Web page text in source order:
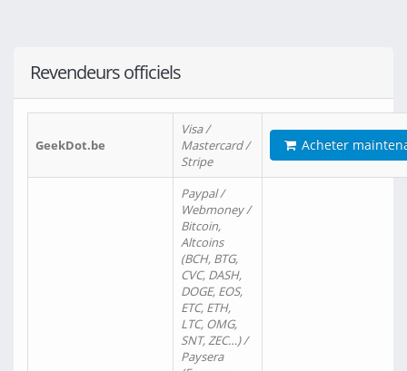
Revendeurs officiels
GeekDot.be
Visa /
Mastercard /
Stripe
Acheter
Paypal /
Webmoney /
Bitcoin,
Altcoins
(BCH, BTG,
CVC, DASH,
DOGE, EOS,
ETC, ETH,
LTC, OMG,
SNT, ZEC…) /
Paysera